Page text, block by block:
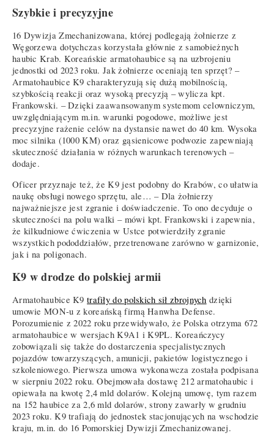
Szybkie i precyzyjne
16 Dywizja Zmechanizowana, której podlegają żołnierze z
Węgorzewa dotychczas korzystała głównie z samobieżnych
haubic Krab. Koreańskie armatohaubice są na uzbrojeniu
jednostki od 2023 roku. Jak żołnierze oceniają ten sprzęt? –
Armatohaubice K9 charakteryzują się dużą mobilnością,
szybkością reakcji oraz wysoką precyzją – wylicza kpt.
Frankowski. – Dzięki zaawansowanym systemom celowniczym,
uwzględniającym m.in. warunki pogodowe, możliwe jest
precyzyjne rażenie celów na dystansie nawet do 40 km. Wysoka
moc silnika (1000 KM) oraz gąsienicowe podwozie zapewniają
skuteczność działania w różnych warunkach terenowych –
dodaje.
Oficer przyznaje też, że K9 jest podobny do Krabów, co ułatwia
naukę obsługi nowego sprzętu, ale… – Dla żołnierzy
najważniejsze jest zgranie i doświadczenie. To ono decyduje o
skuteczności na polu walki – mówi kpt. Frankowski i zapewnia,
że kilkudniowe ćwiczenia w Ustce potwierdziły zgranie
wszystkich pododdziałów, przetrenowane zarówno w garnizonie,
jak i na poligonach.
K9 w drodze do polskiej armii
Armatohaubice K9 trafiły do polskich sił zbrojnych dzięki
umowie MON-u z koreańską firmą Hanwha Defense.
Porozumienie z 2022 roku przewidywało, że Polska otrzyma 672
armatohaubice w wersjach K9A1 i K9PL. Koreańczycy
zobowiązali się także do dostarczenia specjalistycznych
pojazdów towarzyszących, amunicji, pakietów logistycznego i
szkoleniowego. Pierwsza umowa wykonawcza została podpisana
w sierpniu 2022 roku. Obejmowała dostawę 212 armatohaubic i
opiewała na kwotę 2,4 mld dolarów. Kolejną umowę, tym razem
na 152 haubice za 2,6 mld dolarów, strony zawarły w grudniu
2023 roku. K9 trafiają do jednostek stacjonujących na wschodzie
kraju, m.in. do 16 Pomorskiej Dywizji Zmechanizowanej.